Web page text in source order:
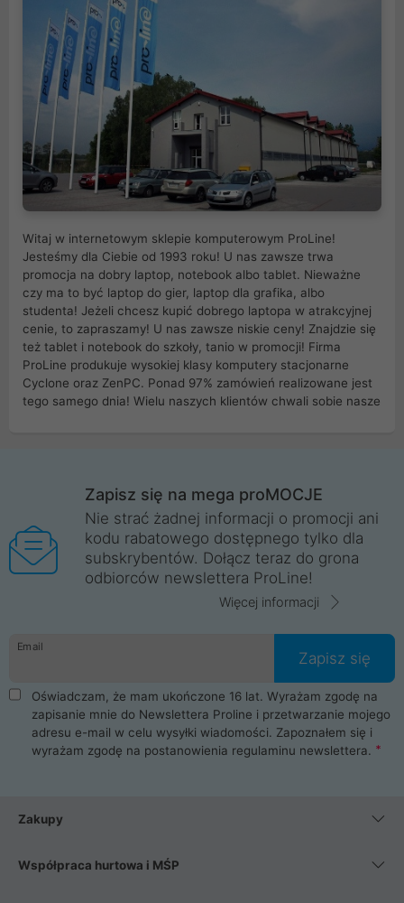
Witaj w internetowym sklepie komputerowym ProLine!
Jesteśmy dla Ciebie od 1993 roku! U nas zawsze trwa
promocja na dobry laptop, notebook albo tablet. Nieważne
czy ma to być laptop do gier, laptop dla grafika, albo
studenta! Jeżeli chcesz kupić dobrego laptopa w atrakcyjnej
cenie, to zapraszamy! U nas zawsze niskie ceny! Znajdzie się
też tablet i notebook do szkoły, tanio w promocji! Firma
ProLine produkuje wysokiej klasy komputery stacjonarne
Cyclone oraz ZenPC. Ponad 97% zamówień realizowane jest
tego samego dnia! Wielu naszych klientów chwali sobie nasze
Wrocław, Poznań, Legnica, Katowice, Gliwice, Kalisz, Bytom,
Trzebnica, Opole. Szybka i profesjonalna obsługa!
ProLine to polska firma ze 100% polskim kapitałem. Działamy
legalnie i płacimy podatki w naszym kraju! Posiadamy siedzibę
główną w Mirkowie oraz salony na terenie kraju. Cała
komunikacja ze sklepem komputerowym ProLine jest
danych osobowych. Dlatego zakup notebooka albo laptopa w
ProLine to czysta przyjemność i pełne bezpieczeństwo.
Zaopatrzysz się u nas w akcesoria i części komputerowe
takie jak procesory, karty graficzne, płyty główne, pamięci,
dyski SSD, M.2 oraz HDD. Nasi pracownicy pomogą Ci wybrać
najlepszy zasilacz komputerowy oraz obudowę do komputera.
Poza komputerami mamy również najlepsze na rynku
Smartfony takich producentów jak Xiaomi, Apple, Samsung i
wentylatory. Na koniec mając już to wszystko, możesz
Zapisz się na mega proMOCJE
Nie strać żadnej informacji o promocji ani
kodu rabatowego dostępnego tylko dla
subskrybentów. Dołącz teraz do grona
odbiorców newslettera ProLine!
Więcej informacji
Email
Zapisz się
Oświadczam, że mam ukończone 16 lat. Wyrażam zgodę na
zapisanie mnie do Newslettera Proline i przetwarzanie mojego
adresu e-mail w celu wysyłki wiadomości. Zapoznałem się i
wyrażam zgodę na postanowienia regulaminu newslettera.
Zakupy
Współpraca hurtowa i MŚP